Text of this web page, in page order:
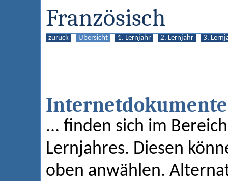
Französisch
zurück Übersicht 1. Lernjahr 2. Lernjahr 3.
Internetdokumente
... finden sich im
Lernjahres. Diesen
oben anwählen.